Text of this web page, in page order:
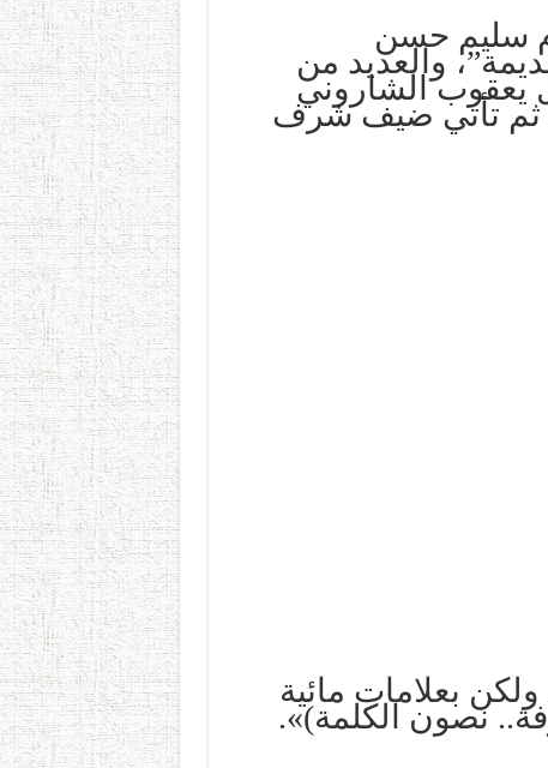
سليم حسن
والعديد من
يعقوب الشاروني
ثم تأتي ضيف شرف
بعلامات مائية
نصون الكلمة)».